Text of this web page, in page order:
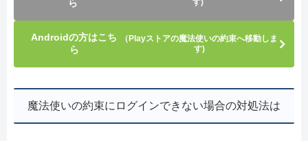
ら
Androidの方はこち
ら
（Playストアの魔法使いの約束へ移動しま
す)
魔法使いの約束にログインできない場合の対処法は